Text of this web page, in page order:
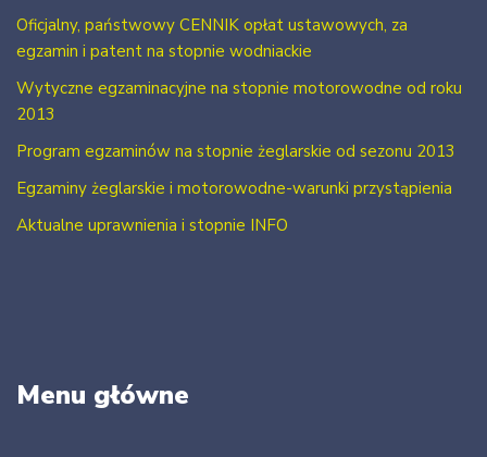
Oficjalny, państwowy CENNIK opłat ustawowych, za
egzamin i patent na stopnie wodniackie
Wytyczne egzaminacyjne na stopnie motorowodne od roku
2013
Program egzaminów na stopnie żeglarskie od sezonu 2013
Egzaminy żeglarskie i motorowodne-warunki przystąpienia
Aktualne uprawnienia i stopnie INFO
Menu główne